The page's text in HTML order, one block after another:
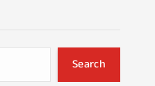
Search